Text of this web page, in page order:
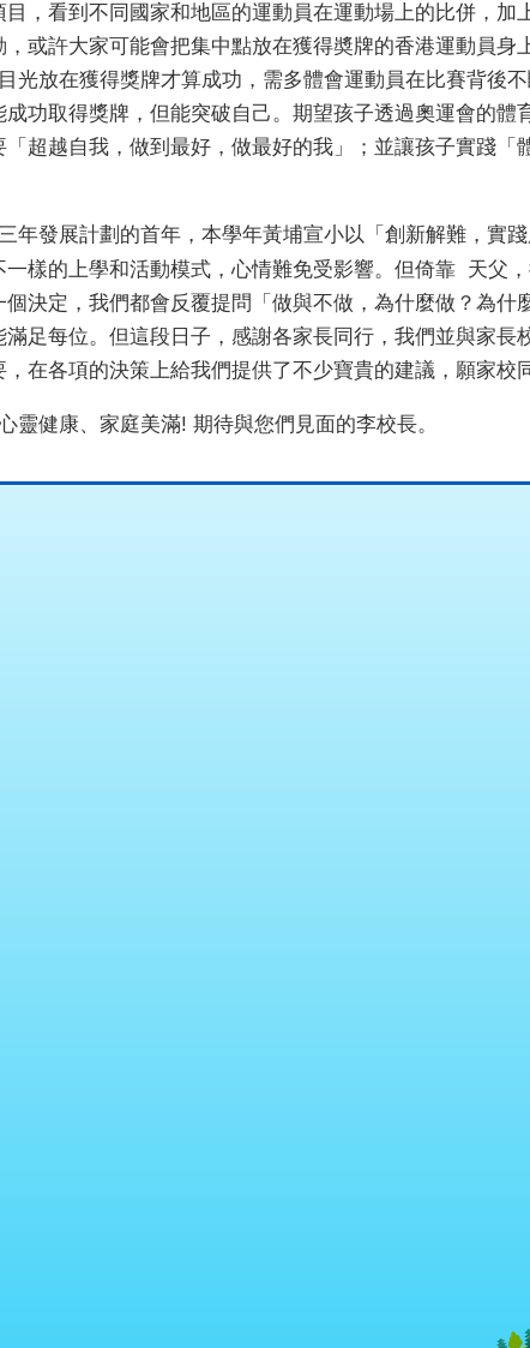
，看到不同國家和地區的運動員在運動場上的比併，
或許大家可能會把集中點放在獲得奬牌的香港運動員
光放在獲得獎牌才算成功，需多體會運動員在比賽背後
成功取得獎牌，但能突破自己。期望孩子透過奧運會的
超越自我，做到最好，做最好的我」；並讓孩子實踐「
年發展計劃的首年，本學年黃埔宣小以「創新解難，實
樣的上學和活動模式，心情難免受影響。但倚靠 天父
決定，我們都會反覆提問「做與不做，為什麼做？為什
足每位。但這段日子，感謝各家長同行，我們並與家
在各項的決策上給我們提供了不少寶貴的建議，願家校
靈健康、家庭美滿!期待與您們見面的李校長。